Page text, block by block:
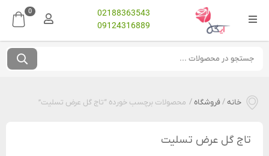
02188363543
09124316889
0
خانه/فروشگاه/ محصولات برچسب خورده “تاج گل عرض تسلیت”
تاج گل عرض تسلیت